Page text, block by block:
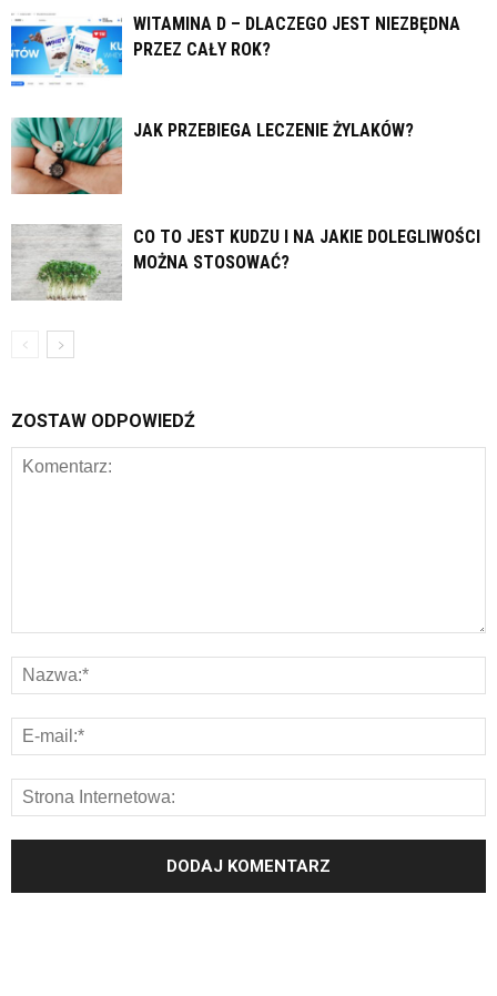
WITAMINA D – DLACZEGO JEST NIEZBĘDNA
PRZEZ CAŁY ROK?
JAK PRZEBIEGA LECZENIE ŻYLAKÓW?
CO TO JEST KUDZU I NA JAKIE DOLEGLIWOŚCI
MOŻNA STOSOWAĆ?
ZOSTAW ODPOWIEDŹ